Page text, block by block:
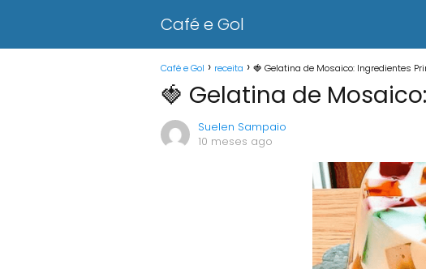
Café e Gol
Café e Gol receita 🍓 Gelatina de Mosaico: Ingredientes
🍓 Gelatina de
Suelen Sampaio
10 meses ago